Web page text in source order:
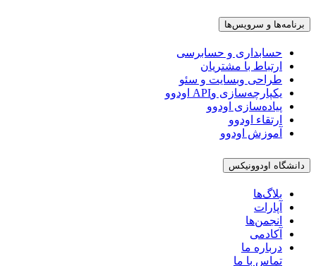
برنامه‌ها و سرویس‌ها
حسابداری و حسابرسی
ارتباط با مشتریان
طراحی وبسایت و سئو
یکپارچه‌سازی وAPI اودوو
پیاده‌سازی اودوو
ارتقاء اودوو
آموزش اودوو
دانشگاه اودوونیکس
بلاگ‌ها
آپارات
انجمن‌ها
آکادمی
درباره ما
تماس با ما